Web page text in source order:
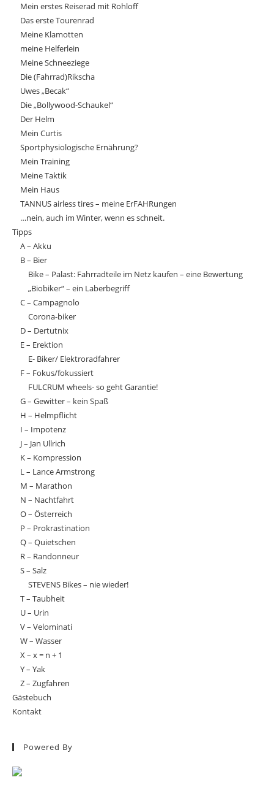
Mein erstes Reiserad mit Rohloff
Das erste Tourenrad
Meine Klamotten
meine Helferlein
Meine Schneeziege
Die (Fahrrad)Rikscha
Uwes „Becak“
Die „Bollywood-Schaukel“
Der Helm
Mein Curtis
Sportphysiologische Ernährung?
Mein Training
Meine Taktik
Mein Haus
TANNUS airless tires – meine ErFAHRungen
…nein, auch im Winter, wenn es schneit.
Tipps
A – Akku
B – Bier
Bike – Palast: Fahrradteile im Netz kaufen – eine Bewertung
„Biobiker“ – ein Laberbegriff
C – Campagnolo
Corona-biker
D – Dertutnix
E – Erektion
E- Biker/ Elektroradfahrer
F – Fokus/fokussiert
FULCRUM wheels- so geht Garantie!
G – Gewitter – kein Spaß
H – Helmpflicht
I – Impotenz
J – Jan Ullrich
K – Kompression
L – Lance Armstrong
M – Marathon
N – Nachtfahrt
O – Österreich
P – Prokrastination
Q – Quietschen
R – Randonneur
S – Salz
STEVENS Bikes – nie wieder!
T – Taubheit
U – Urin
V – Velominati
W – Wasser
X – x = n + 1
Y – Yak
Z – Zugfahren
Gästebuch
Kontakt
Powered By